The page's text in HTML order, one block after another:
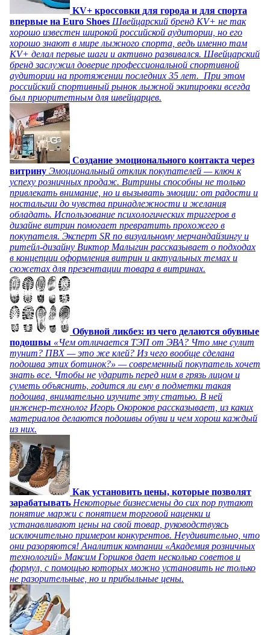
KV+ кроссовки для города и для спорта
впервые на Euro Shoes Швейцарский бренд KV+ не так
хорошо известен широкой российской аудитории, но его
хорошо знают в мире лыжного спорта, ведь именно там
KV+ делал первые шаги и активно развивался. Швейцарский
бренд заслужил доверие профессиональной спортивной
аудитории на протяжении последних 35 лет. При этом
российский спортивный рынок лыжной экипировки всегда
был приоритетным для швейцарцев.
Создание эмоционального контакта через
витрину Эмоциональный отклик покупателей — ключ к
успеху розничных продаж. Витрины способны не только
привлекать внимание, но и вызывать эмоции: от радости и
ностальгии до чувства принадлежности и желания
обладать. Использование психологических триггеров в
дизайне витрин помогает превратить прохожего в
покупателя. Эксперт SR по визуальному мерчандайзингу и
ритейл-дизайну Виктор Малыгин рассказывает о подходах
в концепции оформления витрин и актуальных темах и
сюжетах для презентации товара в витринах.
Обувной ликбез: из чего делаются обувные
подошвы «Чем отличается ТЭП от ЭВА? Что мне сулит
тунит? ПВХ — это же клей? Из чего вообще сделана
подошва этих ботинок?» — современный покупатель хочет
знать все. Чтобы не ударить перед ним в грязь лицом и
суметь объяснить, годится ли ему в подметки такая
подошва, внимательно изучите эту статью. В ней
инженер-технолог Игорь Окороков рассказывает, из каких
материалов делаются подошвы обуви и чем хорош каждый
из них.
Как установить цены, которые позволят
зарабатывать Некоторые бизнесмены до сих пор путают
понятие маржи с понятием торговой наценки и
устанавливают цены на свой товар, руководствуясь
исключительно примером конкурентов. Неудивительно, что
они разоряются! Аналитик компании «Академия розничных
технологий» Максим Горшков дает несколько советов и
формул, с помощью которых можно установить не только
не разорительные, но и прибыльные цены.